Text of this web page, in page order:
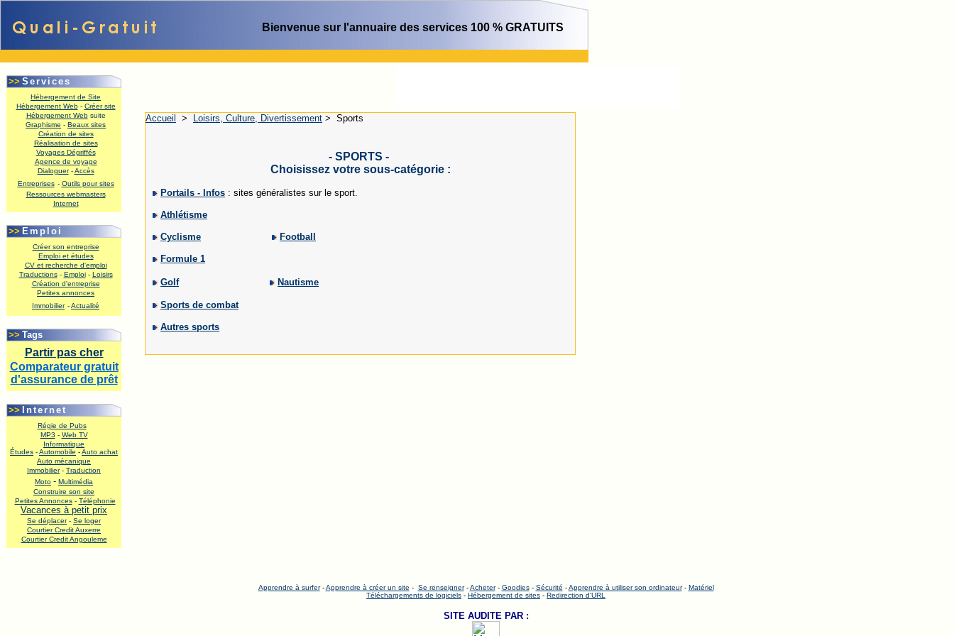
Bienvenue sur l'annuaire des services 100 % GRATUITS
>> Services
Hébergement de Site
Hébergement Web- Créer site
Hébergement Websuite
Graphisme - Beaux sites
Création de sites
Réalisation de sites
Voyages Dégriffés
Agence de voyage
Dialoguer-Accès
Entreprises - Outils pour sites
Ressources webmasters
Internet
>> Emploi
Créer son entreprise
Emploi et études
CV et recherche d'emploi
Traductions- Emploi- Loisirs
Création d'entreprise
Petites annonces
Immobilier -Actualité
>> Tags
Partir pas cher
Comparateur gratuit
d'assurance de prêt
>> Internet
Régie de Pubs
MP3 - Web TV
Informatique
Études -Automobile -Auto achat
Auto mécanique
Immobilier- Traduction
Moto - Multimédia
Construire son site
Petites Annonces- Téléphonie
Vacances à petit prix
Se déplacer- Se loger
Courtier Credit Auxerre
Courtier Credit Angouleme
Accueil > Loisirs, Culture, Divertissement > Sports
- SPORTS -
Choisissez votre sous-catégorie :
Portails - Infos : sites généralistes sur le sport.
Athlétisme
Cyclisme Football
Formule 1
Golf Nautisme
Sports de combat
Autres sports
Apprendre à surfer-Apprendre à créer un site - Se renseigner-Acheter- Goodies- Sécurité -Apprendre à utiliser son ordinateur- Matériel
Téléchargements de logiciels - Hébergement de sites - Redirection d'URL
SITE AUDITE PAR :